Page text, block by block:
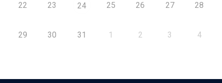
22 23 24 25 26 27 28
29 30 31 1 2 3 4